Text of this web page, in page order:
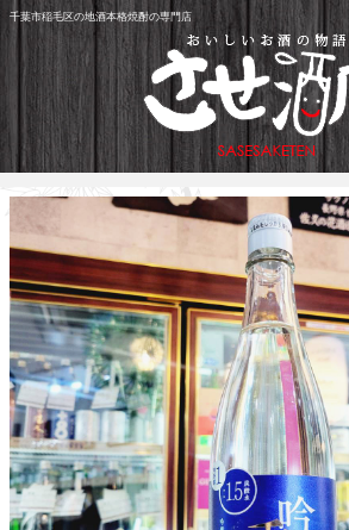
千葉市稲毛区の地酒本格焼酎の専門店